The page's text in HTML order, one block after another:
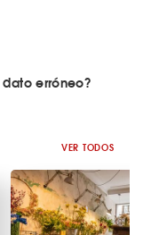
erróneo?
VER TODOS